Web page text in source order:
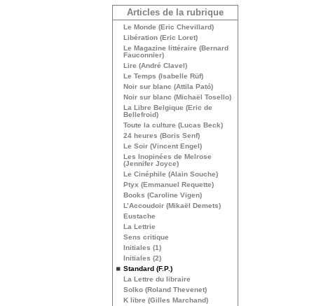
Articles de la rubrique
Le Monde (Eric Chevillard)
Libération (Eric Loret)
Le Magazine littéraire (Bernard
Fauconnier)
Lire (André Clavel)
Le Temps (Isabelle Rüf)
Noir sur blanc (Attila Pató)
Noir sur blanc (Michaël Tosello)
La Libre Belgique (Eric de
Bellefroid)
Toute la culture (Lucas Beck)
24 heures (Boris Senf)
Le Soir (Vincent Engel)
Les Inopinées de Melrose
(Jennifer Joyce)
Le Cinéphile (Alain Souche)
Ptyx (Emmanuel Requette)
Books (Caroline Vigen)
L’Accoudoir (Mikaël Demets)
Eustache
La Lettrie
Sens critique
Initiales (1)
Initiales (2)
Standard (F.P.)
La Lettre du libraire
Solko (Roland Thevenet)
K libre (Gilles Marchand)